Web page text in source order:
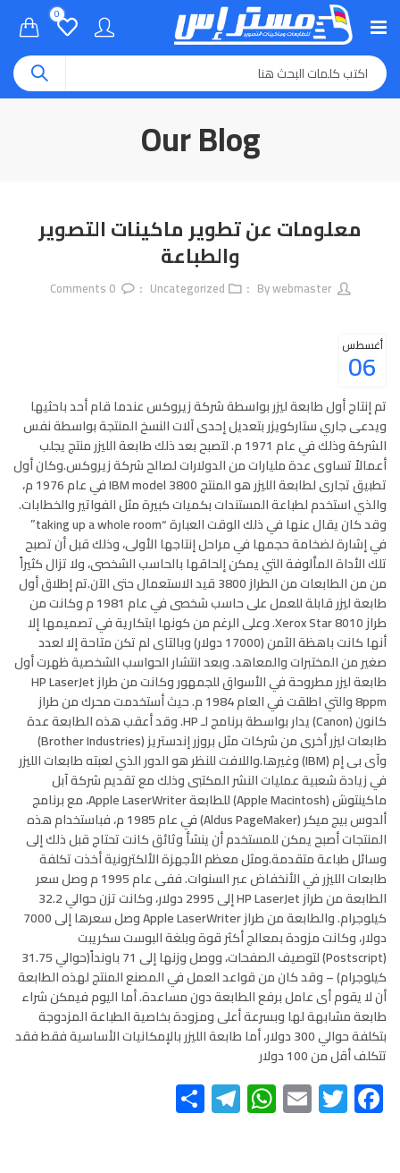
0
Our Blog
معلومات عن تطوير ماكينات التصوير
والطباعة
By
webmaster
Uncategorized
0
06
أغسطس
تم إنتاج أول طابعة ليزر بواسطة شركة زيروكس عندما قام أحد باحثيها
ويدعى جاري ستاركويزر بتعديل إحدى آلات النسخ المنتجة بواسطة نفس
الشركة وذلك في عام 1971 م. لتصبح بعد ذلك طابعة الليزر منتج يجلب
أعمالاً تساوى عدة مليارات من الدولارات لصالح شركة زيروكس.وكان أول
تطبيق تجارى لطابعة الليزر هو المنتج IBM model 3800 في عام 1976 م،
والذي استخدم لطباعة المستندات بكميات كبيرة مثل الفواتير والخطابات.
وقد كان يقال عنها في ذلك الوقت العبارة “taking up a whole room”
في إشارة لضخامة حجمها في مراحل إنتاجها الأولى، وذلك قبل أن تصبح
تلك الأداة المألوفة التي يمكن إلحاقها بالحاسب الشخصى، ولا تزال كثيراً
من من الطابعات من الطراز 3800 قيد الاستعمال حتى الآن.تم إطلاق أول
طابعة ليزر قابلة للعمل على حاسب شخصى في عام 1981 م وكانت من
طراز Xerox Star 8010. وعلى الرغم من كونها ابتكارية في تصميمها إلا
أنها كانت باهظة الثمن (17000 دولار) وبالتاى لم تكن متاحة إلا لعدد
صغير من المختبرات والمعاهد. وبعد انتشار الحواسب الشخصية ظهرت أول
طابعة ليزر مطروحة في الأسواق للجمهور وكانت من طراز HP LaserJet
8ppm والتي اطلقت في العام 1984 م. حيث أستخدمت محرك من طراز
كانون (Canon) يدار بواسطة برنامج لـ HP. وقد أعقب هذه الطابعة عدة
طابعات ليزر أخرى من شركات مثل بروزر إندستريز (Brother Industries)
وآى بى إم (IBM) وغيرها.واللافت للنظر هو الدور الذي لعبته طابعات الليزر
في زيادة شعبية عمليات النشر المكتبى وذلك مع تقديم شركة آبل
ماكينتوش (Apple Macintosh) للطابعة Apple LaserWriter، مع برنامج
ألدوس بيج ميكر (Aldus PageMaker) في عام 1985 م، فباستخدام هذه
المنتجات أصبح يمكن للمستخدم أن ينشأ وثائق كانت تحتاج قبل ذلك إلى
وسائل طباعة متقدمة.ومثل معظم الأجهزة الألكترونية أخذت تكلفة
طابعات الليزر في الأنخفاض عبر السنوات. ففى عام 1995 م وصل سعر
الطابعة من طراز HP LaserJet إلى 2995 دولار، وكانت تزن حوالي 32.2
كيلوجرام. والطابعة من طراز Apple LaserWriter وصل سعرها إلى 7000
دولار، وكانت مزودة بمعالج أكثر قوة وبلغة البوست سكريبت
(Postscript) لتوصيف الصفحات، ووصل وزنها إلى 71 باونداً(حوالي 31.75
كيلوجرام) – وقد كان من قواعد العمل في المصنع المنتج لهذه الطابعة
أن لا يقوم أى عامل برفع الطابعة دون مساعدة. أما اليوم فيمكن شراء
طابعة مشابهة لها وبسرعة أعلى ومزودة بخاصية الطباعة المزدوجة
بتكلفة حوالي 300 دولار، أما طابعة الليزر بالإمكانيات الأساسية فقط فقد
تتكلف أقل من 100 دولار
Facebook
Twitter
Email
WhatsApp
Telegram